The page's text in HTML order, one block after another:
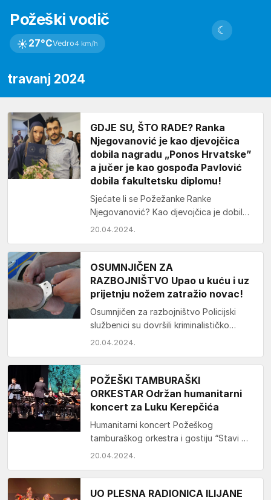
Požeški vodič
☀27°CVedro4 km/h
☾
travanj 2024
GDJE SU, ŠTO RADE? Ranka
Njegovanović je kao djevojčica
dobila nagradu „Ponos Hrvatske”
a jučer je kao gospođa Pavlović
dobila fakultetsku diplomu!
Sjećate li se Požežanke Ranke
Njegovanović? Kao djevojčica je dobila
nagradu „Ponos Hrvatske” ali nakon
20.04.2024.
OSUMNJIČEN ZA
RAZBOJNIŠTVO Upao u kuću i uz
prijetnju nožem zatražio novac!
Osumnjičen za razbojništvo Policijski
službenici su dovršili kriminalističko
istraživanje nad 24-godišnjim hrvatskim
se sumnjiči da…
20.04.2024.
POŽEŠKI TAMBURAŠKI
ORKESTAR Održan humanitarni
koncert za Luku Kerepčića
Humanitarni koncert Požeškog
tamburaškog orkestra i gostiju “Stavi me
kao znak” održan je sinoć u Gradskom
20.04.2024.
UO PLESNA RADIONICA ILIJANE